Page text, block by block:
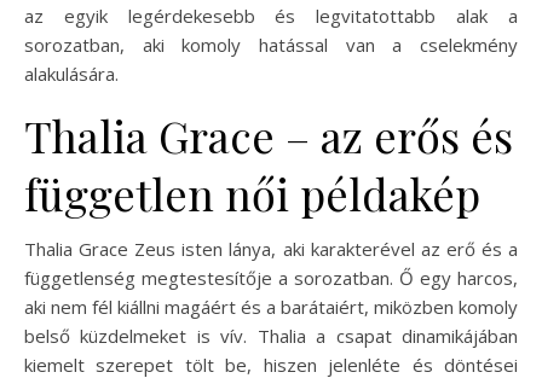
az egyik legérdekesebb és legvitatottabb alak a
sorozatban, aki komoly hatással van a cselekmény
alakulására.
Thalia Grace – az erős és
független női példakép
Thalia Grace Zeus isten lánya, aki karakterével az erő és a
függetlenség megtestesítője a sorozatban. Ő egy harcos,
aki nem fél kiállni magáért és a barátaiért, miközben komoly
belső küzdelmeket is vív. Thalia a csapat dinamikájában
kiemelt szerepet tölt be, hiszen jelenléte és döntései